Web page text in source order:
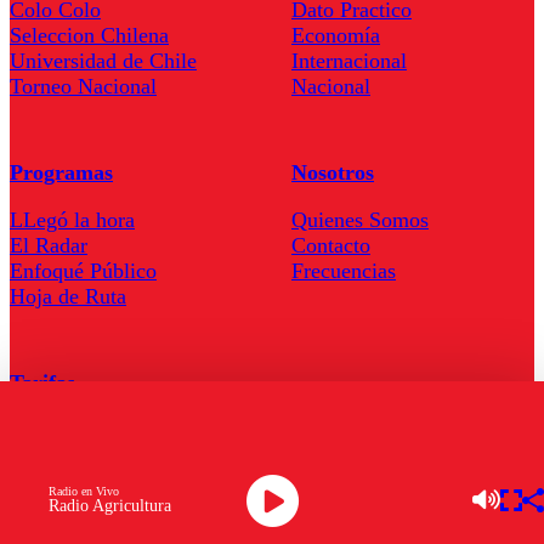
Radio Agricultura
Radio en Vivo
Colo Colo
Seleccion Chilena
Universidad de Chile
Torneo Nacional
Dato Practico
Economía
Internacional
Nacional
Programas
LLegó la hora
El Radar
Enfoqué Público
Hoja de Ruta
Nosotros
Quienes Somos
Contacto
Frecuencias
Tarifas